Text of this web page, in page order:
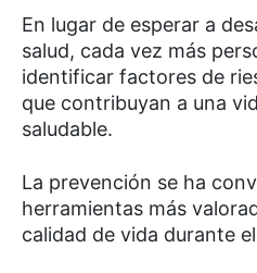
En lugar de esperar a
salud, cada vez más
identificar factores de
que contribuyan a una
saludable.
La prevención se ha
herramientas más
calidad de vida durante